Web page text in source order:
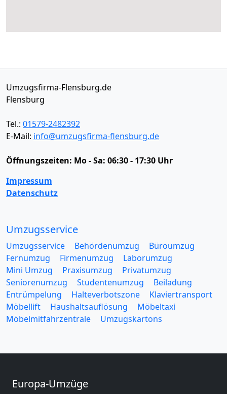
Umzugsfirma-Flensburg.de
Flensburg
Tel.: 01579-2482392
E-Mail: info@umzugsfirma-flensburg.de
Öffnungszeiten: Mo - Sa: 06:30 - 17:30 Uhr
Impressum
Datenschutz
Umzugsservice
Umzugsservice Behördenumzug
Büroumzug
Fernumzug
Firmenumzug
Laborumzug
Mini Umzug
Praxisumzug
Privatumzug
Seniorenumzug
Studentenumzug
Beiladung
Entrümpelung
Halteverbotszone
Klaviertransport
Möbellift
Haushaltsauflösung
Möbeltaxi
Möbelmitfahrzentrale
Umzugskartons
Europa-Umzüge